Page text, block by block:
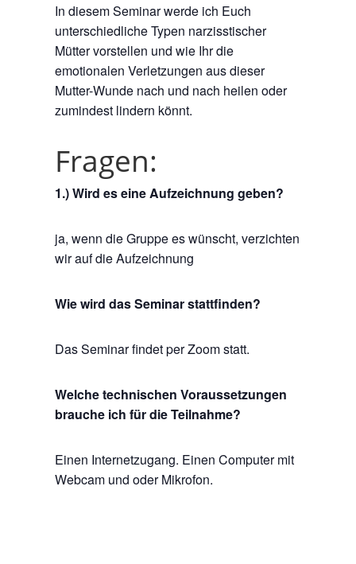
In diesem Seminar werde ich Euch
unterschiedliche Typen narzisstischer
Mütter vorstellen und wie Ihr die
emotionalen Verletzungen aus dieser
Mutter-Wunde nach und nach heilen oder
zumindest lindern könnt.
Fragen:
1.) Wird es eine Aufzeichnung geben?
ja, wenn die Gruppe es wünscht, verzichten
wir auf die Aufzeichnung
Wie wird das Seminar stattfinden?
Das Seminar findet per Zoom statt.
Welche technischen Voraussetzungen
brauche ich für die Teilnahme?
Einen Internetzugang. Einen Computer mit
Webcam und oder Mikrofon.